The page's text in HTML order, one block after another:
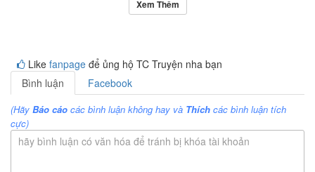
Xem Thêm
Like fanpage để ủng hộ TC Truyện nha bạn
Bình luận
Facebook
(Hãy Báo cáo các bình luận không hay và Thích các bình luận tích
cực)
hãy bình luận có văn hóa để tránh bị khóa tài khoản